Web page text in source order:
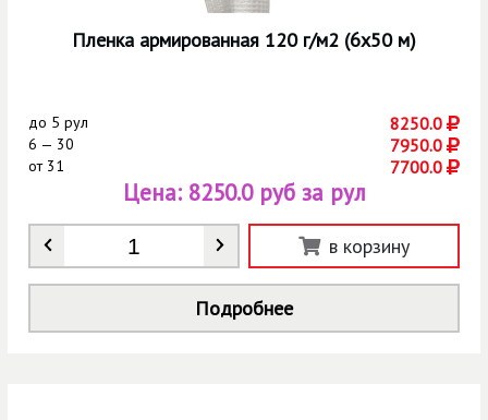
Пленка армированная 120 г/м2 (6х50 м)
до 5 рул 8250.0
6 — 30 7950.0
от31 7700.0
Количество
Цена: 8250.0 руб за рул
в корзину
Подробнее